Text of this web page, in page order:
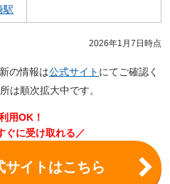
駅
2026年1月7日時点
の情報は公式サイト にてご確認く
は順次拡大中です。
用OK！
ぐに受け取れる／
イトはこちら